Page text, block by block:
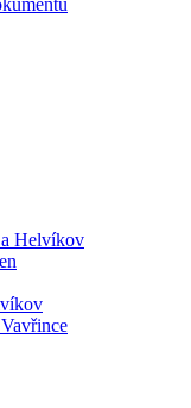
a Helvíkov